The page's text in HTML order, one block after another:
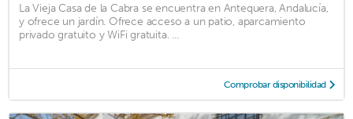
La Vieja Casa de la Cabra se encuentra en Antequera, Andalucía,
y ofrece un jardín. Ofrece acceso a un patio, aparcamiento
privado gratuito y WiFi gratuita. ...
Comprobar disponibilidad